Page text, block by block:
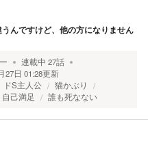
んですけど、他の方になりません
連載中 27話
27日 01:28更新
ドS主人公
猫かぶり
自己満足 誰も死なない